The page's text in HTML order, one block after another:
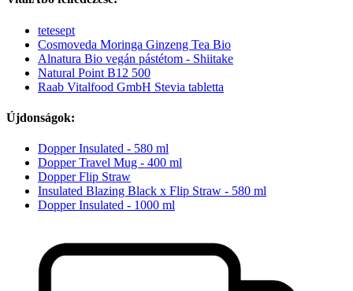
tetesept
Cosmoveda Moringa Ginzeng Tea Bio
Alnatura Bio vegán pástétom - Shiitake
Natural Point B12 500
Raab Vitalfood GmbH Stevia tabletta
Újdonságok:
Dopper Insulated - 580 ml
Dopper Travel Mug - 400 ml
Dopper Flip Straw
Insulated Blazing Black x Flip Straw - 580 ml
Dopper Insulated - 1000 ml